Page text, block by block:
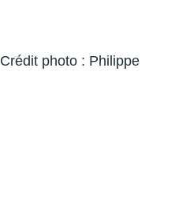
Crédit photo : Philippe